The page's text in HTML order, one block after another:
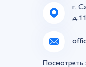
г.
Посмотреть